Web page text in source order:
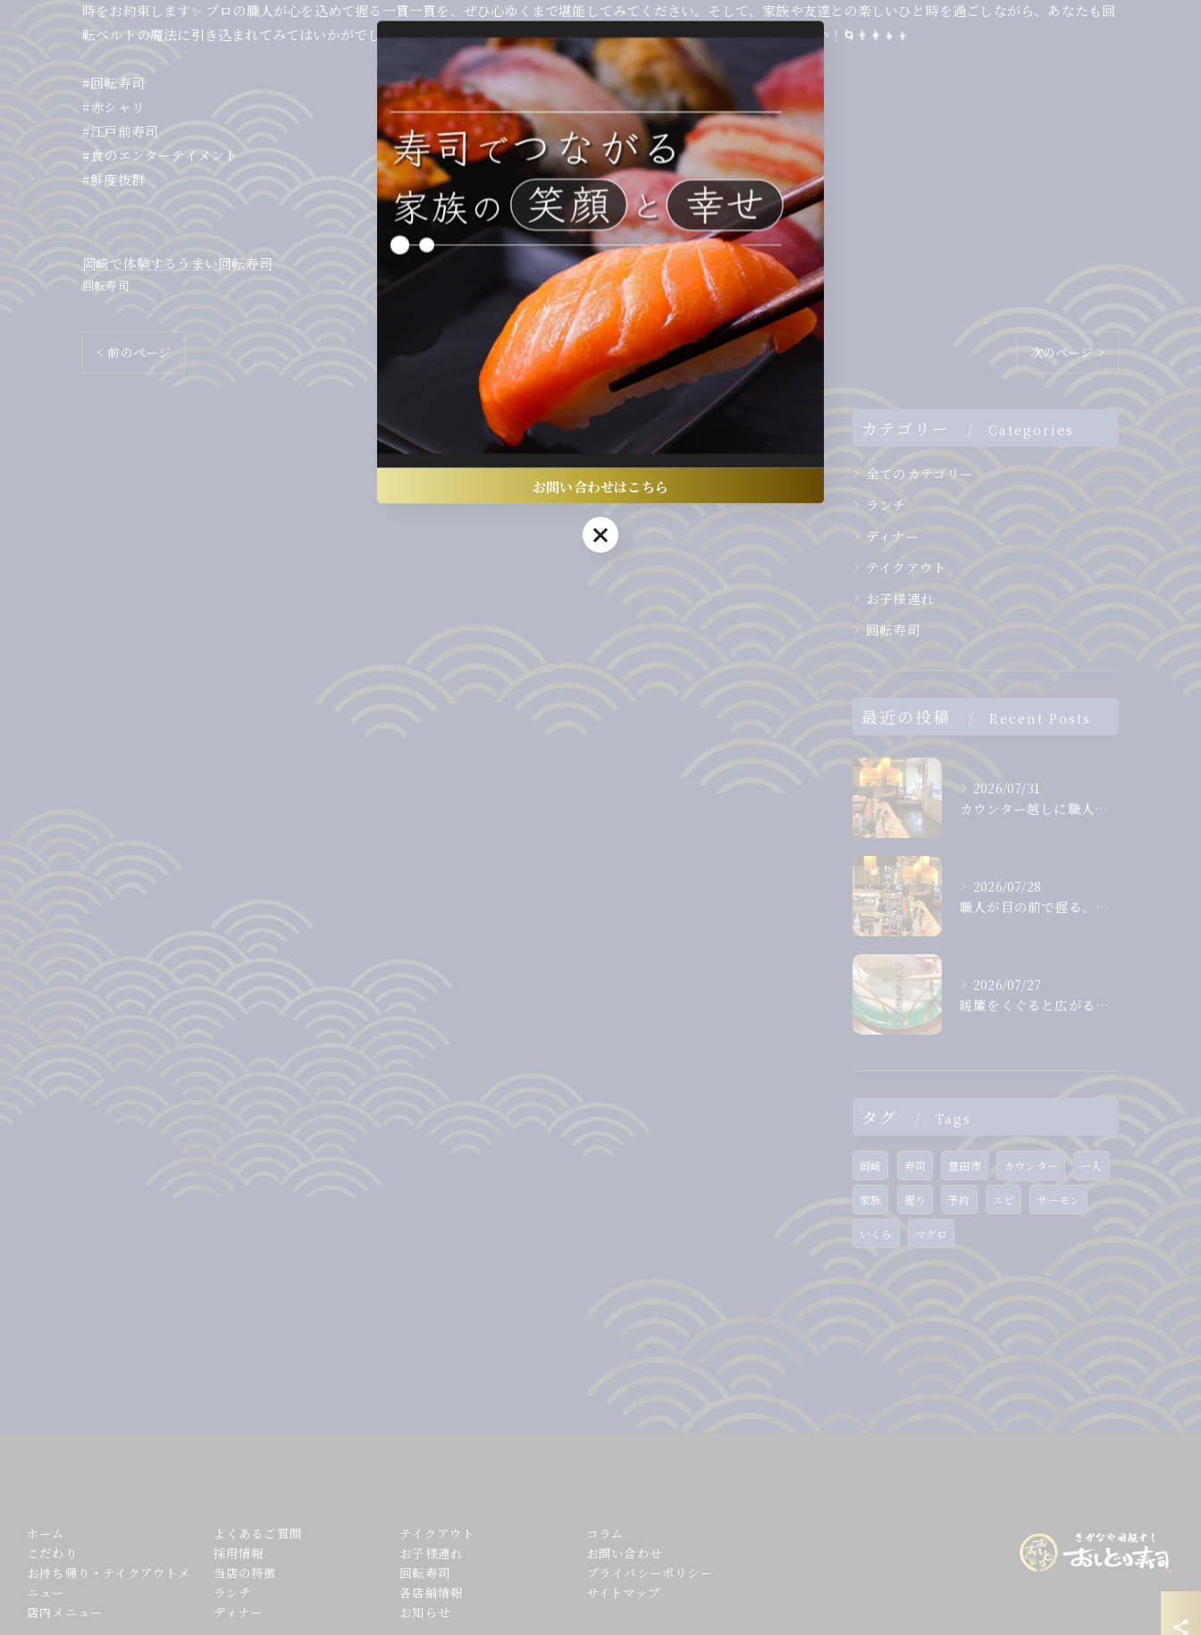
時をお約束します✨ プロの職人が心を込めて握る一貫一貫を、ぜひ心ゆくまで堪能してみてください。そして、家族や友達との楽しいひと時を過ごしながら、あなたも回
転ベルトの魔法に引き込まれてみてはいかがでしょうか？すべての世代が笑顔になれる回転寿司の魅力をお楽しみください！🌀👨‍👩‍👧‍👦
#回転寿司
#赤シャリ
#江戸前寿司
#食のエンターテイメント
#鮮度抜群
岡崎で体験するうまい回転寿司
回転寿司
< 前のページ 一覧に戻る 次のページ >
カテゴリー Categories
全てのカテゴリー
ランチ
ディナー
テイクアウト
お子様連れ
回転寿司
最近の投稿 Recent Posts
2026/07/31
カウンター越しに職人から直接受け取る、出来たて、握りたてのお...
2026/07/28
職人が目の前で握る、息をのむほど美しいまぐろ。
2026/07/27
暖簾をくぐると広がる、落ち着いた和の空間。
タグ Tags
岡崎 寿司 豊田市 カウンター 一人
家族 握り 予約 エビ サーモン
いくら マグロ
ホーム
こだわり
お持ち帰り・テイクアウトメ
ニュー
店内メニュー
よくあるご質問
採用情報
当店の特徴
ランチ
ディナー
テイクアウト
お子様連れ
回転寿司
各店舗情報
お知らせ
コラム
お問い合わせ
プライバシーポリシー
サイトマップ
お問い合わせはこちら
お問い合わせはこちら